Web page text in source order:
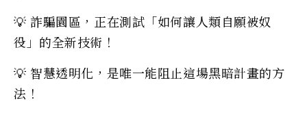
💡 詐騙園區，正在測試「如何讓人類自願被奴
役」的全新技術！
💡 智慧透明化，是唯一能阻止這場黑暗計畫的方
法！